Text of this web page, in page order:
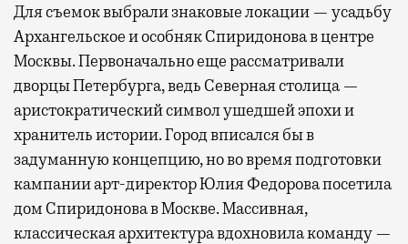
Для съемок выбрали знаковые локации — усадьбу
Архангельское и особняк Спиридонова в центре
Москвы. Первоначально еще рассматривали
дворцы Петербурга, ведь Северная столица —
аристократический символ ушедшей эпохи и
хранитель истории. Город вписался бы в
задуманную концепцию, но во время подготовки
кампании арт-директор Юлия Федорова посетила
дом Спиридонова в Москве. Массивная,
классическая архитектура вдохновила команду —